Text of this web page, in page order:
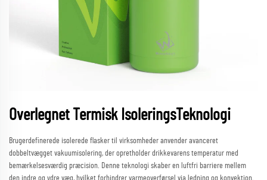
Overlegnet Termisk IsoleringsTeknologi
Brugerdefinerede isolerede flasker til virksomheder anvender avanceret
dobbeltvægget vakuumisolering, der opretholder drikkevarens temperatur med
bemærkelsesværdig præcision. Denne teknologi skaber en luftfri barriere mellem
den indre og ydre væg, hvilket forhindrer varmeoverførsel via ledning og konvektion.